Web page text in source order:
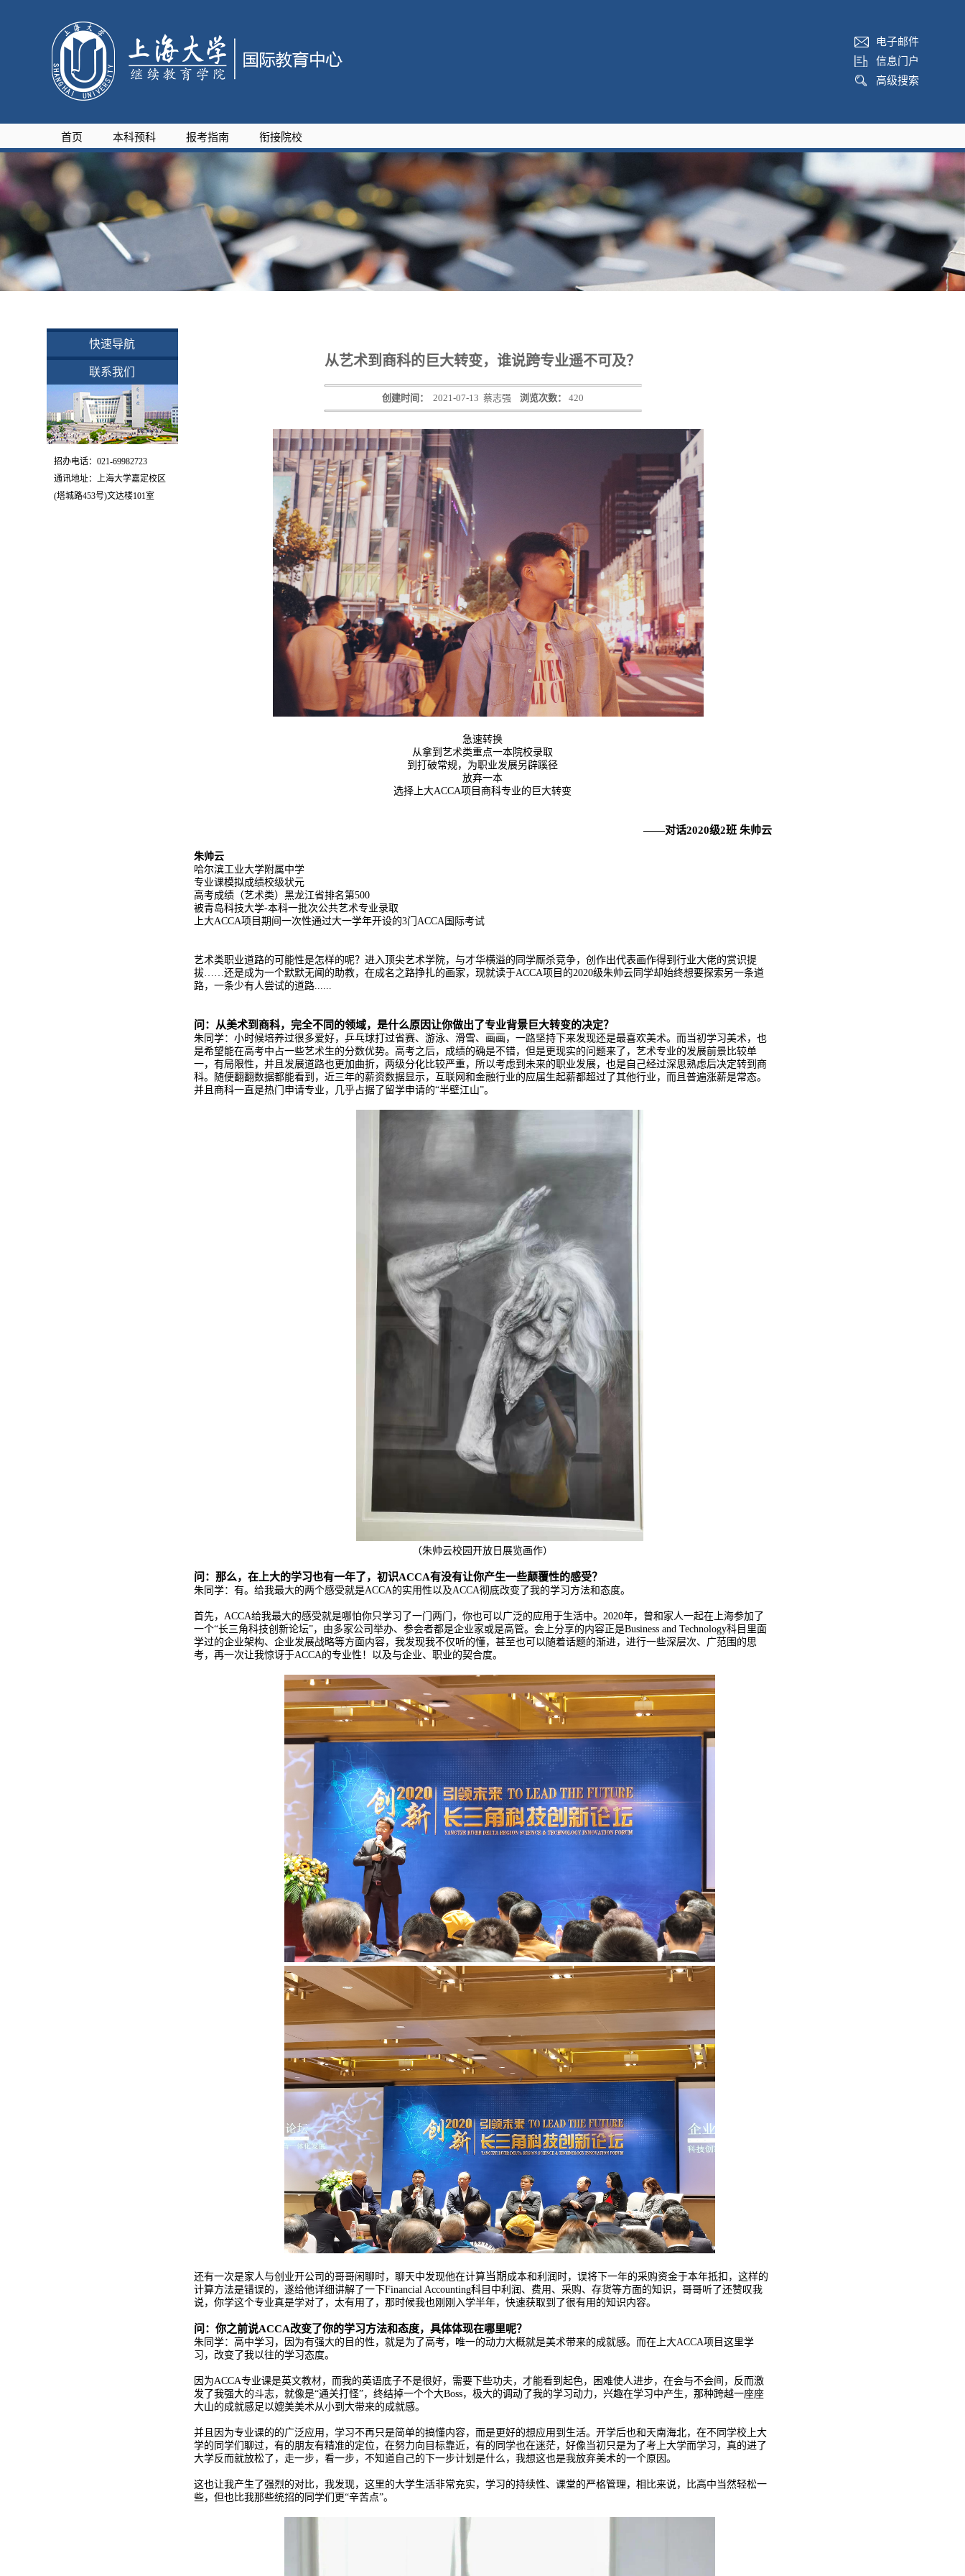
电子邮件
信息门户
高级搜索
首页 本科预科 报考指南 衔接院校
快速导航
联系我们
招办电话：021-69982723
通讯地址：上海大学嘉定校区
(塔城路453号)文达楼101室
从艺术到商科的巨大转变，谁说跨专业遥不可及？
创建时间： 2021-07-13 蔡志强 浏览次数： 420
急速转换
从拿到艺术类重点一本院校录取
到打破常规，为职业发展另辟蹊径
放弃一本
选择上大ACCA项目商科专业的巨大转变
——对话2020级2班 朱帅云
朱帅云
哈尔滨工业大学附属中学
专业课模拟成绩校级状元
高考成绩（艺术类）黑龙江省排名第500
被青岛科技大学-本科一批次公共艺术专业录取
上大ACCA项目期间一次性通过大一学年开设的3门ACCA国际考试
艺术类职业道路的可能性是怎样的呢？进入顶尖艺术学院，与才华横溢的同学厮杀竞争，创作出代表画作得到行业大佬的赏识提
拔……还是成为一个默默无闻的助教，在成名之路挣扎的画家，现就读于ACCA项目的2020级朱帅云同学却始终想要探索另一条道
路，一条少有人尝试的道路......
问：从美术到商科，完全不同的领域，是什么原因让你做出了专业背景巨大转变的决定？
朱同学：小时候培养过很多爱好，乒乓球打过省赛、游泳、滑雪、画画，一路坚持下来发现还是最喜欢美术。而当初学习美术，也
是希望能在高考中占一些艺术生的分数优势。高考之后，成绩的确是不错，但是更现实的问题来了，艺术专业的发展前景比较单
一，有局限性，并且发展道路也更加曲折，两级分化比较严重，所以考虑到未来的职业发展，也是自己经过深思熟虑后决定转到商
科。随便翻翻数据都能看到，近三年的薪资数据显示，互联网和金融行业的应届生起薪都超过了其他行业，而且普遍涨薪是常态。
并且商科一直是热门申请专业，几乎占据了留学申请的“半壁江山”。
（朱帅云校园开放日展览画作）
问：那么，在上大的学习也有一年了，初识ACCA有没有让你产生一些颠覆性的感受？
朱同学：有。给我最大的两个感受就是ACCA的实用性以及ACCA彻底改变了我的学习方法和态度。
首先，ACCA给我最大的感受就是哪怕你只学习了一门两门，你也可以广泛的应用于生活中。2020年，曾和家人一起在上海参加了
一个“长三角科技创新论坛”，由多家公司举办、参会者都是企业家或是高管。会上分享的内容正是Business and Technology科目里面
学过的企业架构、企业发展战略等方面内容，我发现我不仅听的懂，甚至也可以随着话题的渐进，进行一些深层次、广范围的思
考，再一次让我惊讶于ACCA的专业性！以及与企业、职业的契合度。
还有一次是家人与创业开公司的哥哥闲聊时，聊天中发现他在计算当期 成本和利润时，误将下一年的采购资金于本年抵扣，这样的
计算方法是错误的，遂给他详细讲解了一下Financial Accounting科目中利润、费用、采购、存货等方面的知识，哥哥听了还赞叹我
说，你学这个专业真是学对了，太有用了，那时候我也刚刚入学半年，快速获取到了很有用的知识内容。
问：你之前说ACCA改变了你的学习方法和态度，具体体现在哪里呢？
朱同学：高中学习，因为有强大的目的性，就是为了高考，唯一的动力大概就是美术带来的成就感。而在上大ACCA项目这里学
习，改变了我以往的学习态度。
因为ACCA专业课是英文教材，而我的英语底子不是很好，需要下些功夫，才能看到起色，困难使人进步，在会与不会间，反而激
发了我强大的斗志，就像是“通关打怪”，终结掉一个个大Boss，极大的调动了我的学习动力，兴趣在学习中产生，那种跨越一座座
大山的成就感足以媲美美术从小到大带来的成就感。
并且因为专业课的的广泛应用，学习不再只是简单的搞懂内容，而是更好的想应用到生活。开学后也和天南海北，在不同学校上大
学的同学们聊过，有的朋友有精准的定位，在努力向目标靠近，有的同学也在迷茫，好像当初只是为了考上大学而学习，真的进了
大学反而就放松了，走一步，看一步，不知道自己的下一步计划是什么，我想这也是我放弃美术的一个原因。
这也让我产生了强烈的对比，我发现，这里的大学生活非常充实，学习的持续性、课堂的严格管理，相比来说，比高中当然轻松一
些，但也比我那些统招的同学们更“辛苦点”。